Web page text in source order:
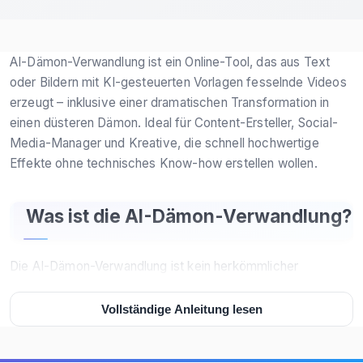
AI-Dämon-Verwandlung ist ein Online-Tool, das aus Text
oder Bildern mit KI-gesteuerten Vorlagen fesselnde Videos
erzeugt – inklusive einer dramatischen Transformation in
einen düsteren Dämon. Ideal für Content-Ersteller, Social-
Media-Manager und Kreative, die schnell hochwertige
Effekte ohne technisches Know-how erstellen wollen.
Was ist die AI-Dämon-Verwandlung?
Die AI-Dämon-Verwandlung ist kein herkömmlicher
browserbasierte Lösung, die mittels fortschrittlicher KI-
Modelle wie Sora 2 oder Veo 3.1 automatisch aus einem
Vollständige Anleitung lesen